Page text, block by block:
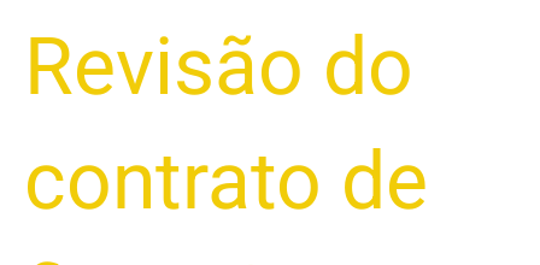
Revisão do
contrato de